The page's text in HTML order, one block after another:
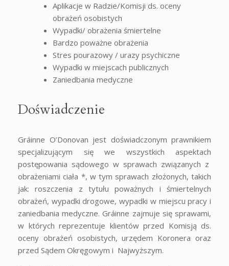
Aplikacje w Radzie/Komisji ds. oceny
obrażeń osobistych
Wypadki/ obrażenia śmiertelne
Bardzo poważne obrażenia
Stres pourazowy / urazy psychiczne
Wypadki w miejscach publicznych
Zaniedbania medyczne
Doświadczenie
Gráinne O’Donovan jest doświadczonym prawnikiem
specjalizującym się we wszystkich aspektach
postępowania sądowego w sprawach związanych z
obrażeniami ciała *, w tym sprawach złożonych, takich
jak: roszczenia z tytułu poważnych i śmiertelnych
obrażeń, wypadki drogowe, wypadki w miejscu pracy i
zaniedbania medyczne. Gráinne zajmuje się sprawami,
w których reprezentuje klientów przed Komisją ds.
oceny obrażeń osobistych, urzędem Koronera oraz
przed Sądem Okręgowym i Najwyższym.